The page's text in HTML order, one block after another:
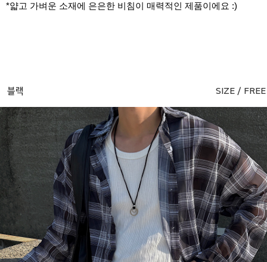
*얇고 가벼운 소재에 은은한 비침이 매력적인 제품이에요 :)
블랙 SIZE / FREE